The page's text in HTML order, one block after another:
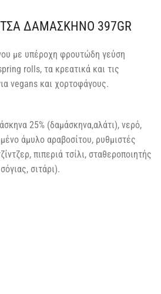
ΔΑΜΑΣΚΗΝΟ 397GR
με υπέροχη φρουτώδη γεύση
rolls, τα κρεατικά και τις
vegans και χορτοφάγους.
25% (δαμάσκηνα,αλάτι), νερό,
άμυλο αραβοσίτου, ρυθμιστές
πιπεριά τσίλι, σταθεροποιητής
σιτάρι).